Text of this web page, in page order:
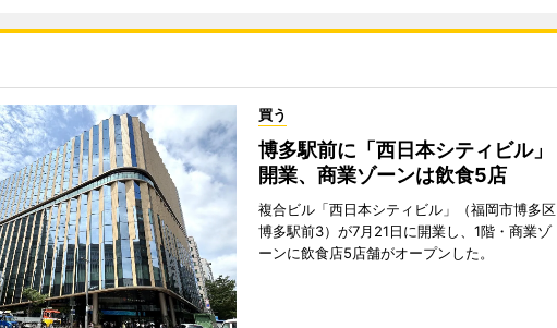
買う
博多駅前に「西日本シティビル」
開業、商業ゾーンは飲食5店
複合ビル「西日本シティビル」（福岡市博多区
博多駅前3）が7月21日に開業し、1階・商業ゾ
ーンに飲食店5店舗がオープンした。